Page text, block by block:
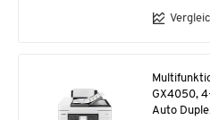
GX4050,
Auto